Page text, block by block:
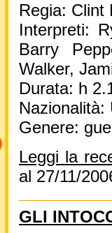
Regia: Clint
Interpreti:
Barry
Walker,
Durata: h
Nazionalità:
Genere:
Leggi la
al 27/11/
GLI